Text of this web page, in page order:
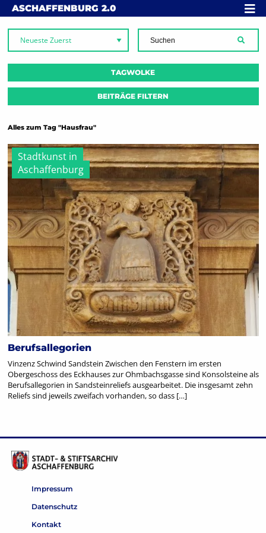
Skip to content
ASCHAFFENBURG 2.0 MENÜ
TAGWOLKE
BEITRÄGE FILTERN
Alles zum Tag "Hausfrau"
Stadtkunst in
Aschaffenburg
Berufsallegorien
Vinzenz Schwind Sandstein Zwischen den Fenstern im ersten
Obergeschoss des Eckhauses zur Ohmbachsgasse sind Konsolsteine als
Berufsallegorien in Sandsteinreliefs ausgearbeitet. Die insgesamt zehn
Reliefs sind jeweils zweifach vorhanden, so dass […]
Impressum
Datenschutz
Kontakt